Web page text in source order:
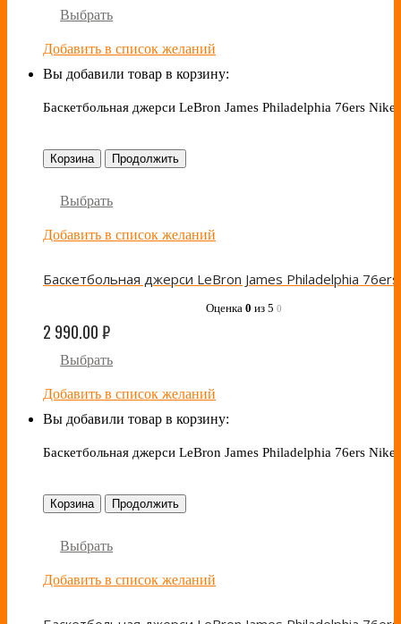
Выбрать
Добавить в список желаний
Вы добавили товар в корзину:
Баскетбольная джерси LeBron James Philadelphia 76ers Nike
Корзина Продолжить
Выбрать
Добавить в список желаний
Оценка 0 из 5 0
2 990.00₽
Выбрать
Добавить в список желаний
Вы добавили товар в корзину:
Баскетбольная джерси LeBron James Philadelphia 76ers Nike
Корзина Продолжить
Выбрать
Добавить в список желаний